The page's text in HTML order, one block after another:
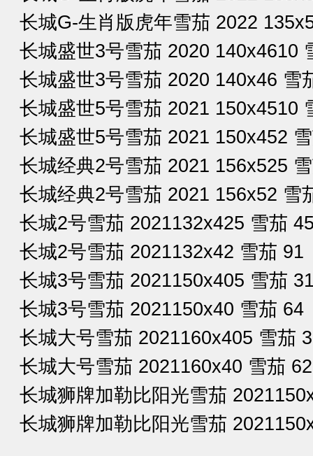
长城G-生肖版虎年雪茄 2022
长城盛世3号雪茄 2020 140x4610
长城盛世3号雪茄 2020 140x46 雪
长城盛世5号雪茄 2021 150x4510
长城盛世5号雪茄 2021 150x452
长城经典2号雪茄 2021 156x525
长城经典2号雪茄 2021 156x52 雪
长城2号雪茄 2021132x425 雪茄
长城2号雪茄 2021132x42 雪茄 91
长城3号雪茄 2021150x405 雪茄
长城3号雪茄 2021150x40 雪茄 64
长城大号雪茄 2021160x405 雪茄
长城大号雪茄 2021160x40 雪茄 62
长城狮牌加勒比阳光雪茄
长城狮牌加勒比阳光雪茄